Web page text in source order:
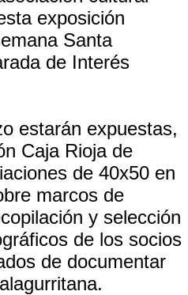
exposición
Santa
de Interés
estarán expuestas,
Caja Rioja de
de 40x50 en
marcos de
y selección
de los socios
de documentar